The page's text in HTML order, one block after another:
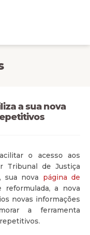
a sua nova
o acesso aos
Tribunal de Justiça
sua nova página de
reformulada, a nova
novas informações
a ferramenta